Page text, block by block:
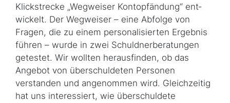
Klickstrecke „Wegweiser Kontopfändung“ ent­
wick­elt. Der Wegweiser – eine Abfolge von
Fragen, die zu einem personalisierten Ergebnis
führen – wurde in zwei Schuldnerberatungen
getestet. Wir wollten herausfinden, ob das
Angebot von überschuldeten Personen
verstanden und angenommen wird. Gleich­zei­tig
hat uns interessiert, wie überschuldete